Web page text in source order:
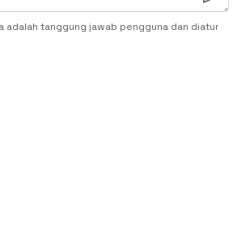
adalah tanggung jawab pengguna dan diatur